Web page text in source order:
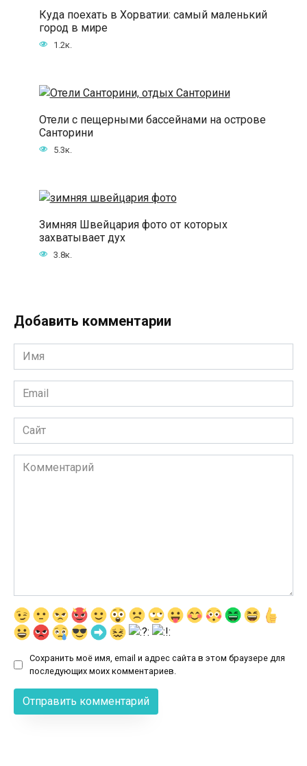
Куда поехать в Хорватии: самый маленький
город в мире
1.2к.
Отели с пещерными бассейнами на острове
Санторини
5.3к.
Зимняя Швейцария фото от которых
захватывает дух
3.8к.
Добавить комментарии
Имя
*
Email
*
Сайт
Комментарий
Сохранить моё имя, email и адрес сайта в этом браузере для
последующих моих комментариев.